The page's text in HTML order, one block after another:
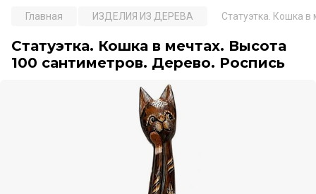
Главная ИЗДЕЛИЯ ИЗ ДЕРЕВА Статуэтка. Кошка
Статуэтка. Кошка в мечтах. Высота
100 сантиметров. Дерево. Роспись